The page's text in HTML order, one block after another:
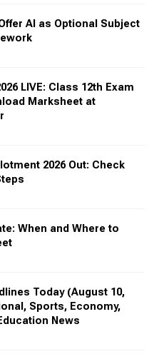
AI as Optional Subject
LIVE: Class 12th Exam
Marksheet at
2026 Out: Check
When and Where to
Today (August 10,
Sports, Economy,
News